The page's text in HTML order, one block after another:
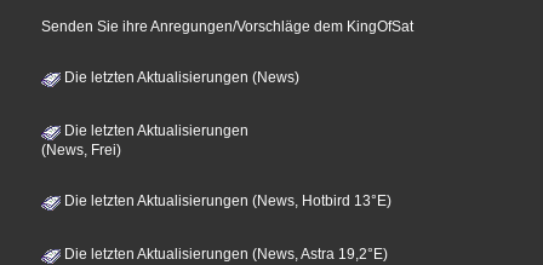
Senden Sie ihre Anregungen/Vorschläge dem KingOfSat
Die letzten Aktualisierungen (News)
Die letzten Aktualisierungen
(News, Frei)
Die letzten Aktualisierungen (News, Hotbird 13°E)
Die letzten Aktualisierungen (News, Astra 19,2°E)